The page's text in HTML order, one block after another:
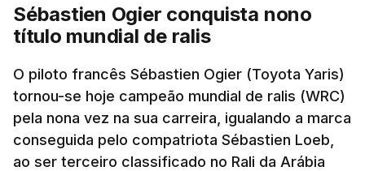
Sébastien Ogier conquista nono
título mundial de ralis
O piloto francês Sébastien Ogier (Toyota Yaris)
tornou-se hoje campeão mundial de ralis (WRC)
pela nona vez na sua carreira, igualando a marca
conseguida pelo compatriota Sébastien Loeb,
ao ser terceiro classificado no Rali da Arábia